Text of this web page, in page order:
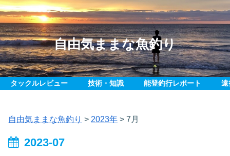
自由気ままな魚釣り
タックルレビュー 技術・知識 能登釣行レポート 遠
自由気ままな魚釣り > 2023年 > 7月
2023-07